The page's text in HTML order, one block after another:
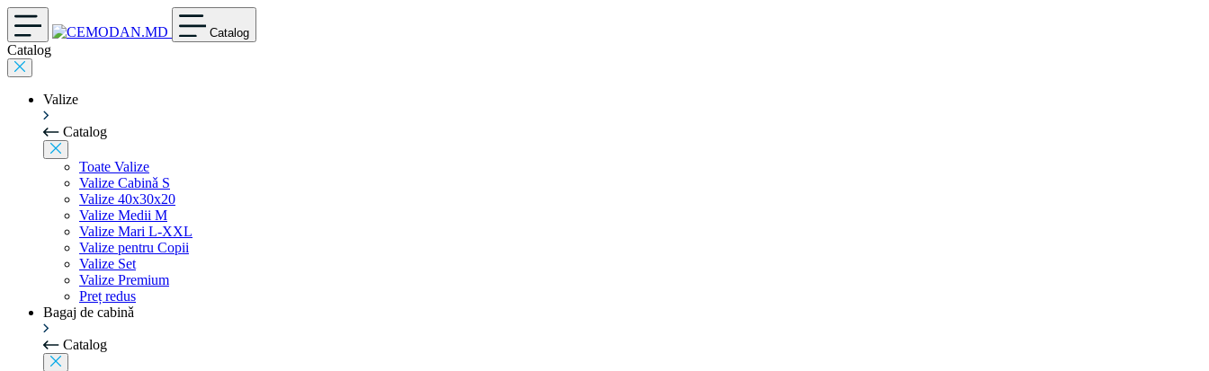
Catalog
Catalog
Valize
Catalog
Toate Valize
Valize Cabinǎ S
Valize 40x30x20
Valize Medii M
Valize Mari L-XXL
Valize pentru Copii
Valize Set
Valize Premium
Preț redus
Bagaj de cabinǎ
Catalog